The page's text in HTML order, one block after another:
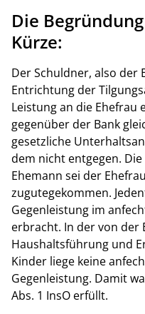
Die
Kürze:
Der Schuldner, also der
Entrichtung der
Leistung an die Ehefrau
gegenüber der Bank
gesetzliche
dem nicht entgegen.
Ehemann sei der
zugutegekommen.
Gegenleistung im
erbracht. In der von der
Haushaltsführung und
Kinder liege keine
Gegenleistung. Damit
Abs. 1 InsO erfüllt.